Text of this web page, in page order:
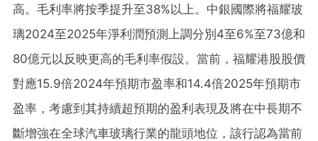
高。毛利率將按季提升至38%以上。中銀國際將福耀玻
璃2024至2025年淨利潤預測上調分別4至6%至73億和
80億元以反映更高的毛利率假設。當前，福耀港股股價
對應15.9倍2024年預期市盈率和14.4倍2025年預期市
盈率，考慮到其持續超預期的盈利表現及將在中長期不
斷增強在全球汽車玻璃行業的龍頭地位，該行認為當前